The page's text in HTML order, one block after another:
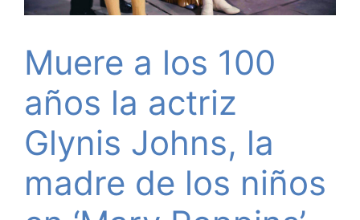
Muere a los 100
años la actriz
Glynis Johns, la
madre de los niños